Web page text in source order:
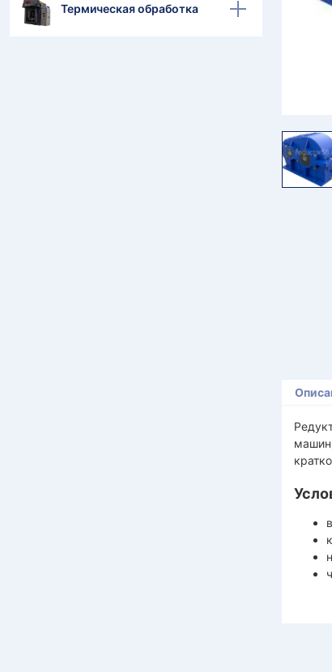
Термическая обработка